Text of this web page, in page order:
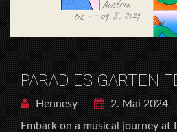
PARADIES GARTEN
Hennesy
2. Mai 2024
Embark on a musical journey at